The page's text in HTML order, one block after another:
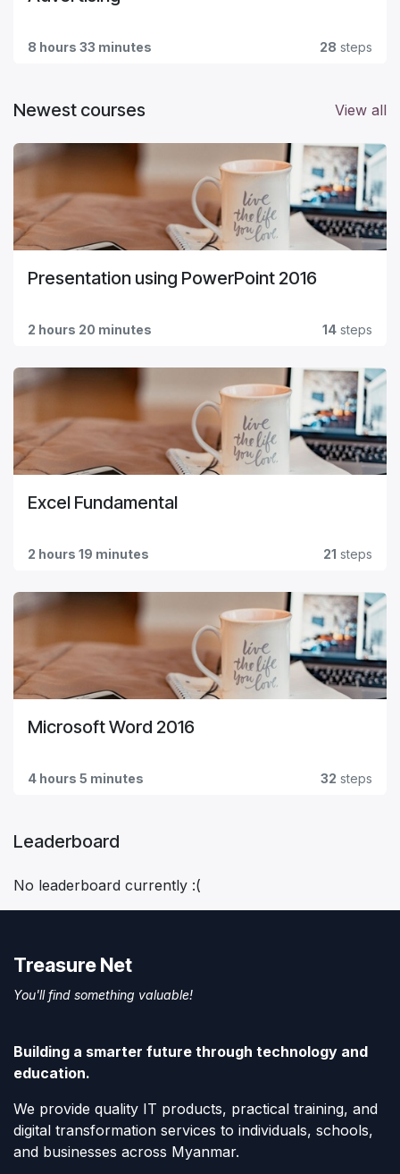
Leaderboard
No leaderboard currently :(
8 hours 33 minutes 28 steps
View all
Newest courses
Presentation using PowerPoint 2016
2 hours 20 minutes 14 steps
Excel Fundamental
2 hours 19 minutes 21 steps
Microsoft Word 2016
4 hours 5 minutes 32 steps
Treasure Net
You'll find something valuable!
Building a smarter future through technology and
education.
We provide quality IT products, practical training, and
digital transformation services to individuals, schools,
and businesses across Myanmar.